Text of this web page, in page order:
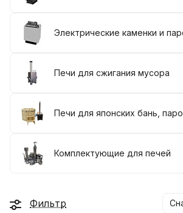
Электрические каменки и
Печи для сжигания мусора
Печи для японских бань,
Комплектующие для печей
Фильтр